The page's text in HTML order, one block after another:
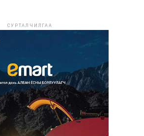
СУРТАЛЧИЛГАА